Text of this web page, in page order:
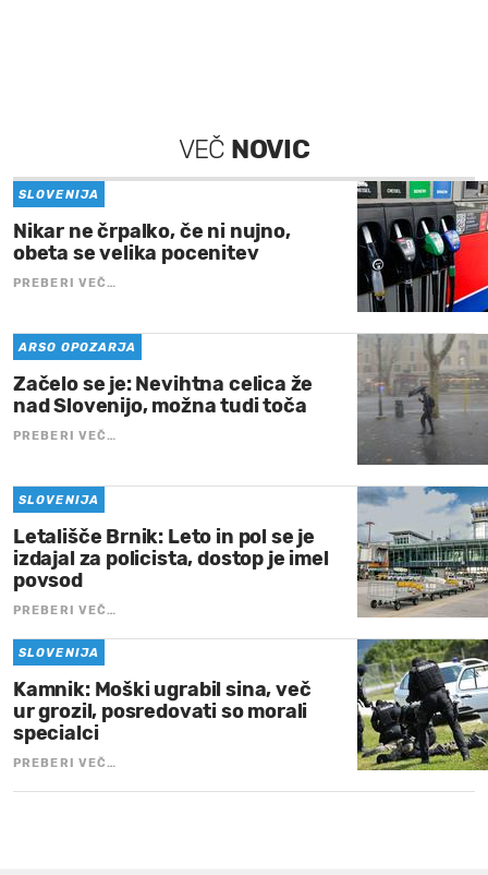
VEČ NOVIC
SLOVENIJA
Nikar ne črpalko, če ni nujno,
obeta se velika pocenitev
PREBERI VEČ…
ARSO OPOZARJA
Začelo se je: Nevihtna celica že
nad Slovenijo, možna tudi toča
PREBERI VEČ…
SLOVENIJA
Letališče Brnik: Leto in pol se je
izdajal za policista, dostop je imel
povsod
PREBERI VEČ…
SLOVENIJA
Kamnik: Moški ugrabil sina, več
ur grozil, posredovati so morali
specialci
PREBERI VEČ…